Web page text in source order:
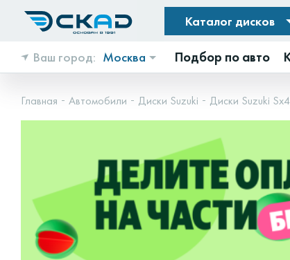
Каталог дисков
Ваш город: Москва Подбор по авто
Главная Автомобили Диски Suzuki Диски Suzuki Sx4